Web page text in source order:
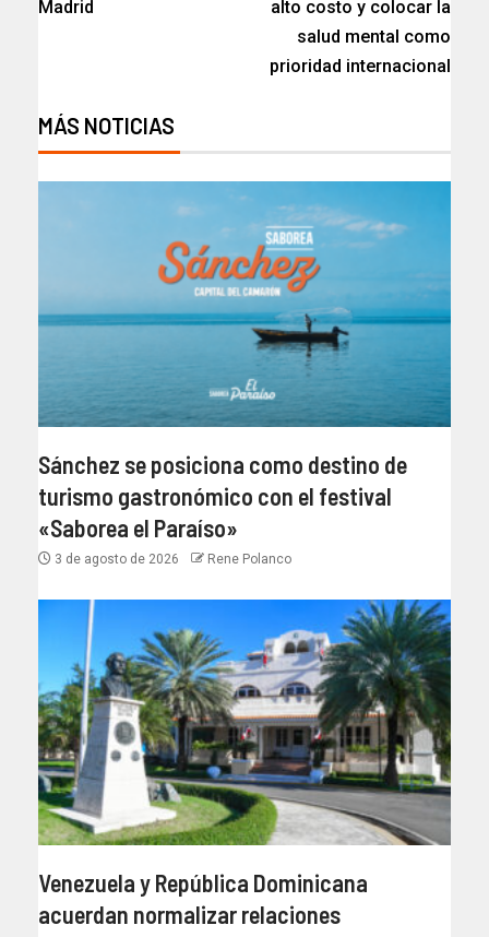
Madrid
alto costo y colocar la
salud mental como
prioridad internacional
MÁS NOTICIAS
Sánchez se posiciona como destino de
turismo gastronómico con el festival
«Saborea el Paraíso»
3 de agosto de 2026 Rene Polanco
Venezuela y República Dominicana
acuerdan normalizar relaciones